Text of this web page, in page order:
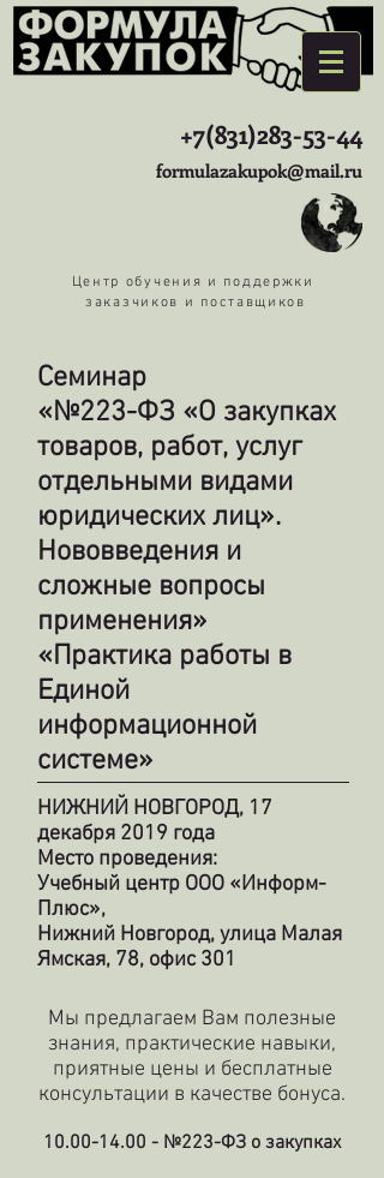
+7(831)283-53-44
formulazakupok@mail.ru
Центр обучения и поддержки
заказчиков и поставщиков
Семинар
«№223-ФЗ «О закупках
товаров, работ, услуг
отдельными видами
юридических лиц».
Нововведения и
сложные вопросы
применения»
«Практика работы в
Единой
информационной
системе»
НИЖНИЙ НОВГОРОД, 17
декабря 2019 года
Место проведения:
Учебный центр ООО «Информ-
Плюс»,
Нижний Новгород, улица Малая
Ямская, 78, офис 301
Мы предлагаем Вам полезные
знания, практические навыки,
приятные цены и бесплатные
консультации в качестве бонуса.
10.00-14.00 - №223-ФЗ о закупках